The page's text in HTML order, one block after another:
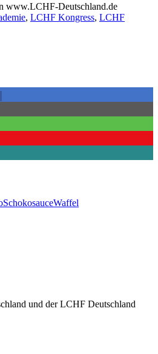
www.LCHF-Deutschland.de
, LCHF Kongress, LCHF
SchokosauceWaffel
und der LCHF Deutschland